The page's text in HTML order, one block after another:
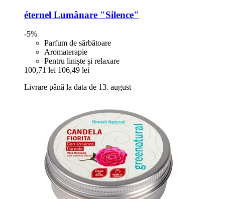
éternel Lumânare "Silence"
-5%
Parfum de sărbătoare
Aromaterapie
Pentru liniște și relaxare
100,71 lei 106,49 lei
Livrare până la data de 13. august